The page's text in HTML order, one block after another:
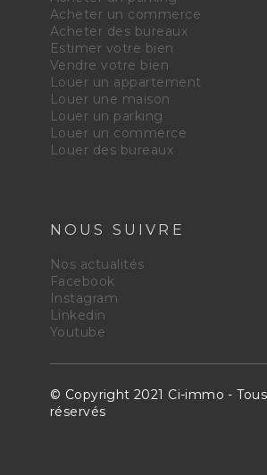
Acheter un commerce
Acheter des bureaux
Estimer votre bien
Vendre votre bien
Louer un appartement
Louer une maison
Louer un parking
Louer un commerce
Louer des bureaux
NOUS SUIVRE
Nos actualités
Facebook
Instagram
Linkedin
Youtube
© Copyright 2021 Ci-immo -
réservés